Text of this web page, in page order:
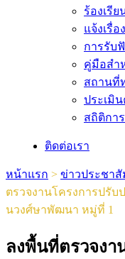
ร้องเรี
แจ้งเรื่
การรับ
คู่มือสำ
สถานที่
ประเมิ
สถิติกา
ติดต่อเรา
หน้าแรก > ข่าวประชา
ตรวจงานโครงการปรั
นวงศ์ษาพัฒนา หมู่ที่ 1
ลงพื้นที่ตรวจงา